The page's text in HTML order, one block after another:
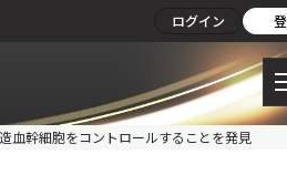
ログイン
血幹細胞をコントロールすることを発見